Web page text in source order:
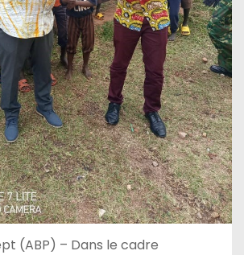
(ABP) – Dans le cadre